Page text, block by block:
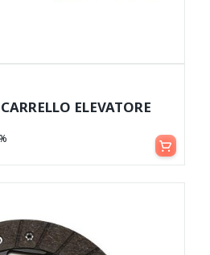
ELEVATORE
Aggiungi al carrello